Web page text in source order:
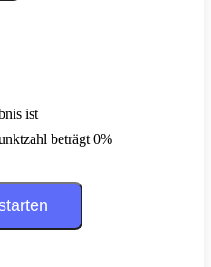
ist
beträgt 0%